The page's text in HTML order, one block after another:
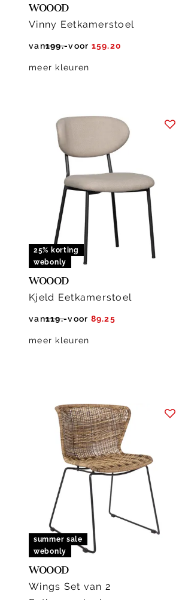
WOOOD
Vinny Eetkamerstoel
van199.-voor 159.20
meer kleuren
25% korting
webonly
WOOOD
Kjeld Eetkamerstoel
van119.-voor 89.25
meer kleuren
summer sale
webonly
WOOOD
Wings Set van 2